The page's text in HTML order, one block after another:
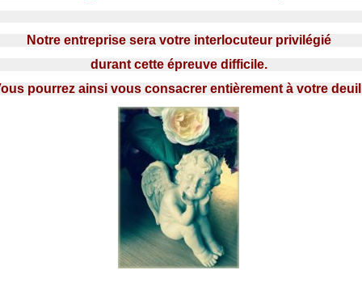
Notre entreprise sera votre interlocuteur privilégié
durant cette épreuve difficile.
pourrez ainsi vous consacrer entièrement à votre